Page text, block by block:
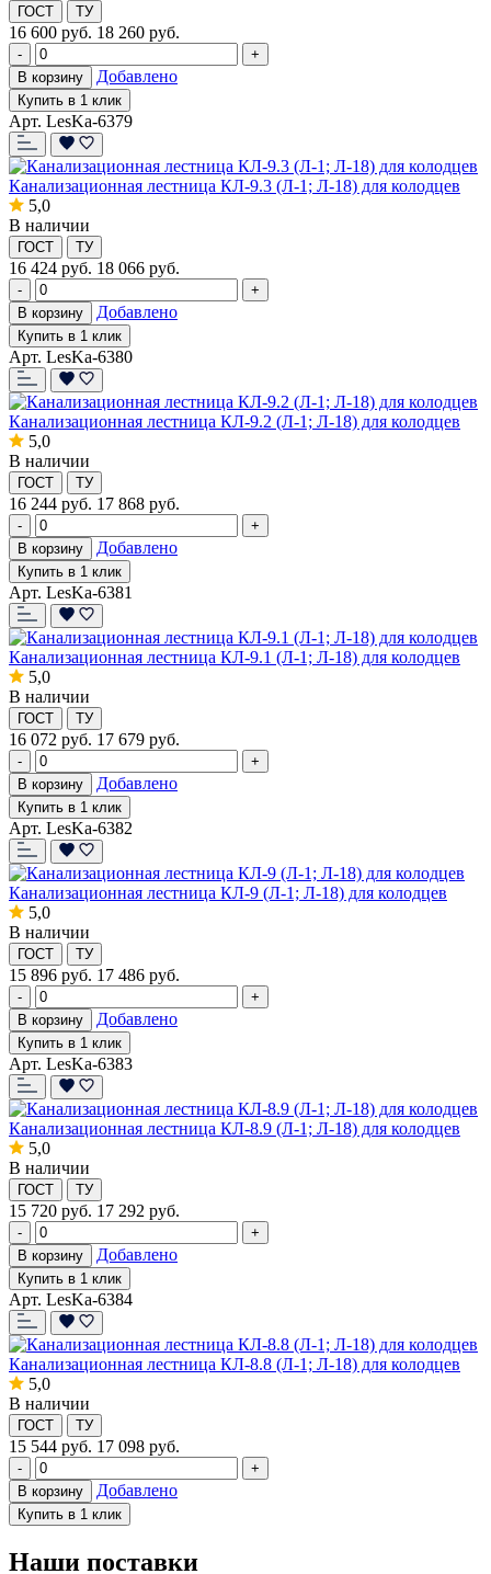
ГОСТ ТУ
16 600 руб. 18 260 руб.
-
+
В корзину
Добавлено
Купить в 1 клик
Арт. LesKa-6379
Канализационная лестница КЛ-9.3 (Л-1; Л-18) для колодцев
5,0
В наличии
ГОСТ ТУ
16 424 руб. 18 066 руб.
-
+
В корзину
Добавлено
Купить в 1 клик
Арт. LesKa-6380
Канализационная лестница КЛ-9.2 (Л-1; Л-18) для колодцев
5,0
В наличии
ГОСТ ТУ
16 244 руб. 17 868 руб.
-
+
В корзину
Добавлено
Купить в 1 клик
Арт. LesKa-6381
Канализационная лестница КЛ-9.1 (Л-1; Л-18) для колодцев
5,0
В наличии
ГОСТ ТУ
16 072 руб. 17 679 руб.
-
+
В корзину
Добавлено
Купить в 1 клик
Арт. LesKa-6382
Канализационная лестница КЛ-9 (Л-1; Л-18) для колодцев
5,0
В наличии
ГОСТ ТУ
15 896 руб. 17 486 руб.
-
+
В корзину
Добавлено
Купить в 1 клик
Арт. LesKa-6383
Канализационная лестница КЛ-8.9 (Л-1; Л-18) для колодцев
5,0
В наличии
ГОСТ ТУ
15 720 руб. 17 292 руб.
-
+
В корзину
Добавлено
Купить в 1 клик
Арт. LesKa-6384
Канализационная лестница КЛ-8.8 (Л-1; Л-18) для колодцев
5,0
В наличии
ГОСТ ТУ
15 544 руб. 17 098 руб.
-
+
В корзину
Добавлено
Купить в 1 клик
Наши поставки